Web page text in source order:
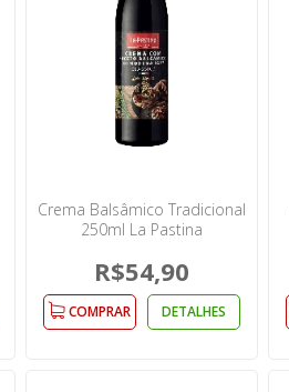
Crema Balsâmico Tradicional
250ml La Pastina
R$54,90
COMPRAR DETALHES